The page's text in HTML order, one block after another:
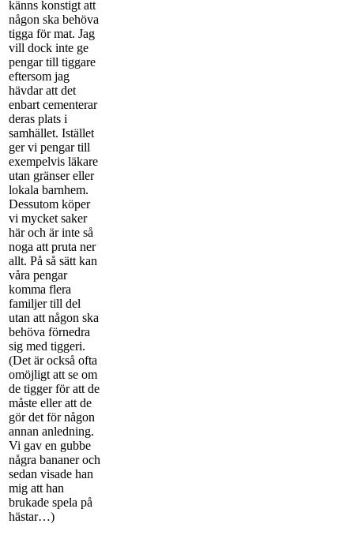
känns konstigt att
någon ska behöva
tigga för mat. Jag
vill dock inte ge
pengar till tiggare
eftersom jag
hävdar att det
enbart cementerar
deras plats i
samhället. Istället
ger vi pengar till
exempelvis läkare
utan gränser eller
lokala barnhem.
Dessutom köper
vi mycket saker
här och är inte så
noga att pruta ner
allt. På så sätt kan
våra pengar
komma flera
familjer till del
utan att någon ska
behöva förnedra
sig med tiggeri.
(Det är också ofta
omöjligt att se om
de tigger för att de
måste eller att de
gör det för någon
annan anledning.
Vi gav en gubbe
några bananer och
sedan visade han
mig att han
brukade spela på
hästar…)